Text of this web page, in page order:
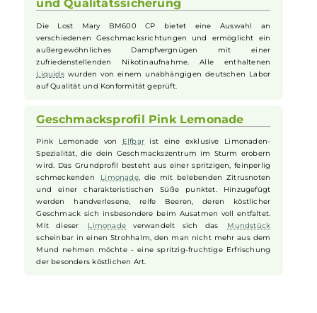
Die Lost Mary BM600 CP überzeugt schon beim ersten Zug
mit ihrem extrem intensiven Geschmack. Es sind keine
Einstellungen erforderlich und die Luftführung ist optimal
auf das klassische Mund-zu-Lunge (MTL) Dampfen
abgestimmt, was ein zigarettennahes Zugverhalten
Vielfältige Geschmacksrichtungen
und Qualitätssicherung
Die Lost Mary BM600 CP bietet eine Auswahl an
verschiedenen Geschmacksrichtungen und ermöglicht ein
außergewöhnliches Dampfvergnügen mit einer
zufriedenstellenden Nikotinaufnahme. Alle enthaltenen
Liquidswurden von einem unabhängigen deutschen Labor
auf Qualität und Konformität geprüft.